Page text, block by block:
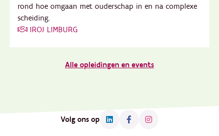
rond hoe omgaan met ouderschap in en na complexe
scheiding.
IROJ LIMBURG
Alle opleidingen en events
Volg ons op